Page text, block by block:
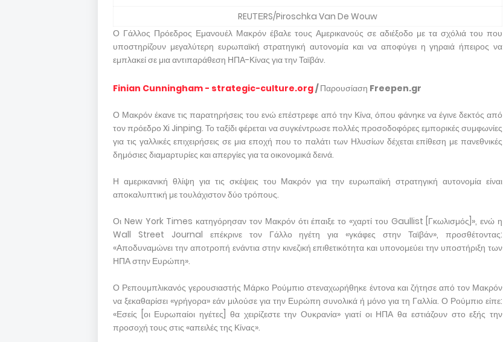
REUΤΕRS/Piroschka Van De Wouw
Ο Γάλλος Πρόεδρος Εμανουέλ Μακρόν έβαλε τους Αμερικανούς σε αδιέξοδο με τα σχόλιά του που
υποστηρίζουν μεγαλύτερη ευρωπαϊκή στρατηγική αυτονομία και να αποφύγει η γηραιά ήπειρος να
εμπλακεί σε μια αντιπαράθεση ΗΠΑ-Κίνας για την Ταϊβάν.
Finian Cunningham - strategic-culture.org/Παρουσίαση Freepen.gr
Ο Μακρόν έκανε τις παρατηρήσεις του ενώ επέστρεφε από την Κίνα, όπου φάνηκε να έγινε δεκτός από
τον πρόεδρο Xi Jinping. Το ταξίδι φέρεται να συγκέντρωσε πολλές προσοδοφόρες εμπορικές συμφωνίες
για τις γαλλικές επιχειρήσεις σε μια εποχή που το παλάτι των Ηλυσίων δέχεται επίθεση με πανεθνικές
δημόσιες διαμαρτυρίες και απεργίες για τα οικονομικά δεινά.
Η αμερικανική θλίψη για τις σκέψεις του Μακρόν για την ευρωπαϊκή στρατηγική αυτονομία είναι
αποκαλυπτική με τουλάχιστον δύο τρόπους.
Οι New York Times κατηγόρησαν τον Μακρόν ότι έπαιξε το «χαρτί του Gaullist [Γκωλισμός]», ενώ η
Wall Street Journal επέκρινε τον Γάλλο ηγέτη για «γκάφες στην Ταϊβάν», προσθέτοντας:
«Αποδυναμώνει την αποτροπή ενάντια στην κινεζική επιθετικότητα και υπονομεύει την υποστήριξη των
ΗΠΑ στην Ευρώπη».
Ο Ρεπουμπλικανός γερουσιαστής Μάρκο Ρούμπιο στεναχωρήθηκε έντονα και ζήτησε από τον Μακρόν
να ξεκαθαρίσει «γρήγορα» εάν μιλούσε για την Ευρώπη συνολικά ή μόνο για τη Γαλλία. Ο Ρούμπιο είπε:
«Εσείς [οι Ευρωπαίοι ηγέτες] θα χειρίζεστε την Ουκρανία» γιατί οι ΗΠΑ θα εστιάζουν στο εξής την
προσοχή τους στις «απειλές της Κίνας».